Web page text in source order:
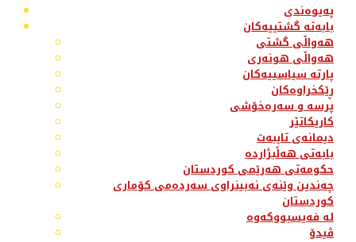
پەیوەندی
بابەتە گشتییەکان
هەواڵی گشتی
هەواڵی هونەری
پارتە سیاسییەکان
ڕێکخراوەکان
پرسە و سەرەخۆشی
کاریکاتێر
دیمانەی تایبەت
بابەتی هەڵبژاردە
حکومەتی هەرێمی کوردستان
چەندین وێنەی نەبینراوی سەردەمی کۆماری
کوردستان
لە فەیسبووکەوە
ڤیدۆ